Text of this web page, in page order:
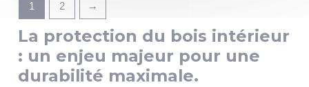
1 2 →
La protection du bois intérieur
: un enjeu majeur pour une
durabilité maximale.